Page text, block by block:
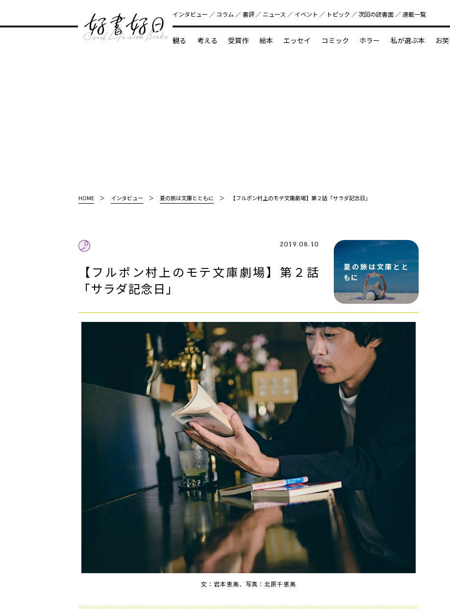
好書好日
インタビュー コラム 書評 ニュース イベント トピック 次回の読書⾯ 連載一覧
観る 考える 受賞作 絵本 エッセイ コミック ホラー 私が選ぶ本 お
HOME インタビュー 夏の旅は文庫とともに 【フルポン村上のモテ文庫劇場】第２話「サラダ記念日」
夏の旅は文庫とと
もに
2019.08.10
【フルポン村上のモテ文庫劇場】第２話
「サラダ記念日」
文：岩本恵美、写真：北原千恵美